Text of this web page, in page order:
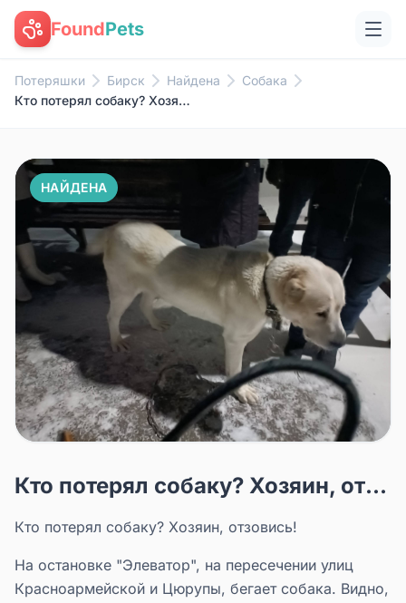
FoundPets
Потеряшки Бирск Найдена
Собака
Кто потерял собаку? Хозяин, от...
НАЙДЕНА
Кто потерял собаку? Хозяин, от...
Кто потерял собаку? Хозяин, отзовись!
На остановке "Элеватор", на пересечении улиц
Красноармейской и Цюрупы, бегает собака. Видно,